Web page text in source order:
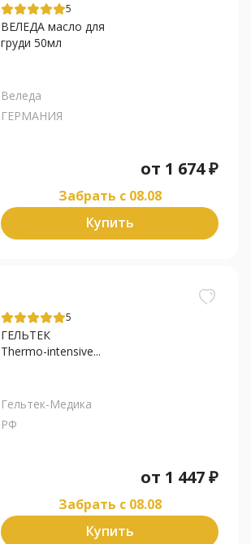
5
ВЕЛЕДА масло для
груди 50мл
Веледа
ГЕРМАНИЯ
от 1 674₽
Забрать c 08.08
Купить
5
ГЕЛЬТЕК
Thermo-intensive...
Гельтек-Медика
РФ
от 1 447₽
Забрать c 08.08
Купить